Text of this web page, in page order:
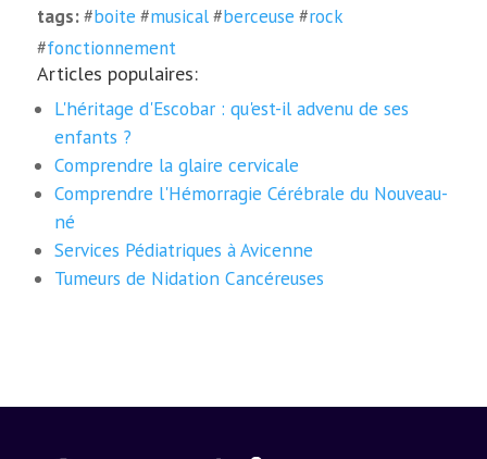
tags:#boite #musical#berceuse #rock
#fonctionnement
Articles populaires:
L'héritage d'Escobar : qu'est-il advenu de ses
enfants ?
Comprendre la glaire cervicale
Comprendre l'Hémorragie Cérébrale du Nouveau-
né
Services Pédiatriques à Avicenne
Tumeurs de Nidation Cancéreuses